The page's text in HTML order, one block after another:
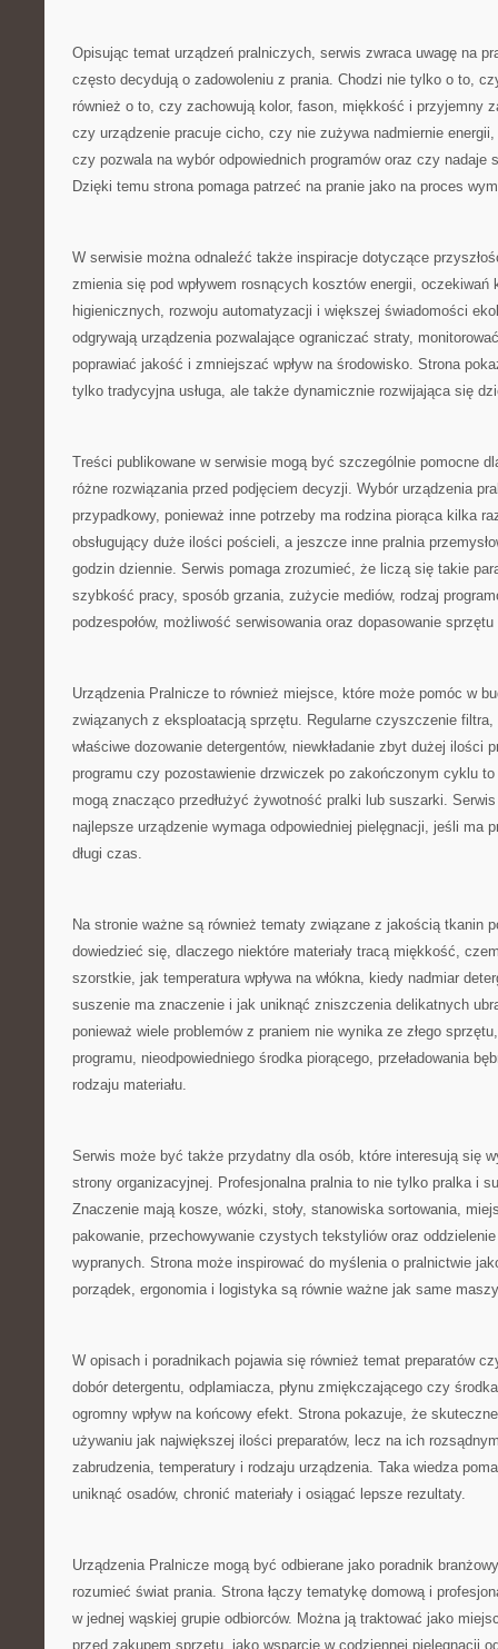
Opisując temat urządzeń pralniczych, serwis zwraca uwagę na
często decydują o zadowoleniu z prania. Chodzi nie tylko o to,
również o to, czy zachowują kolor, fason, miękkość i przyjemny
czy urządzenie pracuje cicho, czy nie zużywa nadmiernie energii,
czy pozwala na wybór odpowiednich programów oraz czy nadaje
Dzięki temu strona pomaga patrzeć na pranie jako na proces
W serwisie można odnaleźć także inspiracje dotyczące
zmienia się pod wpływem rosnących kosztów energii, oczekiwań
higienicznych, rozwoju automatyzacji i większej świadomości
odgrywają urządzenia pozwalające ograniczać straty,
poprawiać jakość i zmniejszać wpływ na środowisko. Strona
tylko tradycyjna usługa, ale także dynamicznie rozwijająca się
Treści publikowane w serwisie mogą być szczególnie pomocne
różne rozwiązania przed podjęciem decyzji. Wybór urządzenia
przypadkowy, ponieważ inne potrzeby ma rodzina piorąca kilka
obsługujący duże ilości pościeli, a jeszcze inne pralnia
godzin dziennie. Serwis pomaga zrozumieć, że liczą się takie
szybkość pracy, sposób grzania, zużycie mediów, rodzaj
podzespołów, możliwość serwisowania oraz dopasowanie
Urządzenia Pralnicze to również miejsce, które może pomóc w
związanych z eksploatacją sprzętu. Regularne czyszczenie
właściwe dozowanie detergentów, niewkładanie zbyt dużej ilości
programu czy pozostawienie drzwiczek po zakończonym cyklu to
mogą znacząco przedłużyć żywotność pralki lub suszarki.
najlepsze urządzenie wymaga odpowiedniej pielęgnacji, jeśli ma
długi czas.
Na stronie ważne są również tematy związane z jakością tkanin
dowiedzieć się, dlaczego niektóre materiały tracą miękkość,
szorstkie, jak temperatura wpływa na włókna, kiedy nadmiar
suszenie ma znaczenie i jak uniknąć zniszczenia delikatnych
ponieważ wiele problemów z praniem nie wynika ze złego
programu, nieodpowiedniego środka piorącego, przeładowania
rodzaju materiału.
Serwis może być także przydatny dla osób, które interesują się
strony organizacyjnej. Profesjonalna pralnia to nie tylko pralka i
Znaczenie mają kosze, wózki, stoły, stanowiska sortowania,
pakowanie, przechowywanie czystych tekstyliów oraz
wypranych. Strona może inspirować do myślenia o pralnictwie
porządek, ergonomia i logistyka są równie ważne jak same
W opisach i poradnikach pojawia się również temat preparatów
dobór detergentu, odplamiacza, płynu zmiękczającego czy
ogromny wpływ na końcowy efekt. Strona pokazuje, że
używaniu jak największej ilości preparatów, lecz na ich
zabrudzenia, temperatury i rodzaju urządzenia. Taka wiedza
uniknąć osadów, chronić materiały i osiągać lepsze rezultaty.
Urządzenia Pralnicze mogą być odbierane jako poradnik
rozumieć świat prania. Strona łączy tematykę domową i
w jednej wąskiej grupie odbiorców. Można ją traktować jako
przed zakupem sprzętu, jako wsparcie w codziennej pielęgnacji